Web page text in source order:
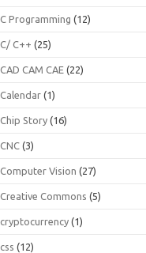
C Programming (12)
C/ C++ (25)
CAD CAM CAE (22)
Calendar (1)
Chip Story (16)
CNC (3)
Computer Vision (27)
Creative Commons (5)
cryptocurrency (1)
css (12)